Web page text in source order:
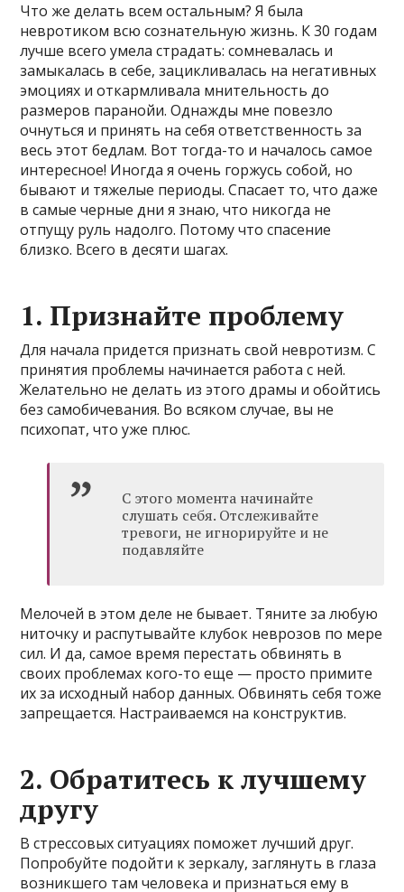
Что же делать всем остальным? Я была
невротиком всю сознательную жизнь. К 30 годам
лучше всего умела страдать: сомневалась и
замыкалась в себе, зацикливалась на негативных
эмоциях и откармливала мнительность до
размеров паранойи. Однажды мне повезло
очнуться и принять на себя ответственность за
весь этот бедлам. Вот тогда-то и началось самое
интересное! Иногда я очень горжусь собой, но
бывают и тяжелые периоды. Спасает то, что даже
в самые черные дни я знаю, что никогда не
отпущу руль надолго. Потому что спасение
близко. Всего в десяти шагах.
1. Признайте проблему
Для начала придется признать свой невротизм. С
принятия проблемы начинается работа с ней.
Желательно не делать из этого драмы и обойтись
без самобичевания. Во всяком случае, вы не
психопат, что уже плюс.
С этого момента начинайте
слушать себя. Отслеживайте
тревоги, не игнорируйте и не
подавляйте
Мелочей в этом деле не бывает. Тяните за любую
ниточку и распутывайте клубок неврозов по мере
сил. И да, самое время перестать обвинять в
своих проблемах кого-то еще — просто примите
их за исходный набор данных. Обвинять себя тоже
запрещается. Настраиваемся на конструктив.
2. Обратитесь к лучшему
другу
В стрессовых ситуациях поможет лучший друг.
Попробуйте подойти к зеркалу, заглянуть в глаза
возникшего там человека и признаться ему в